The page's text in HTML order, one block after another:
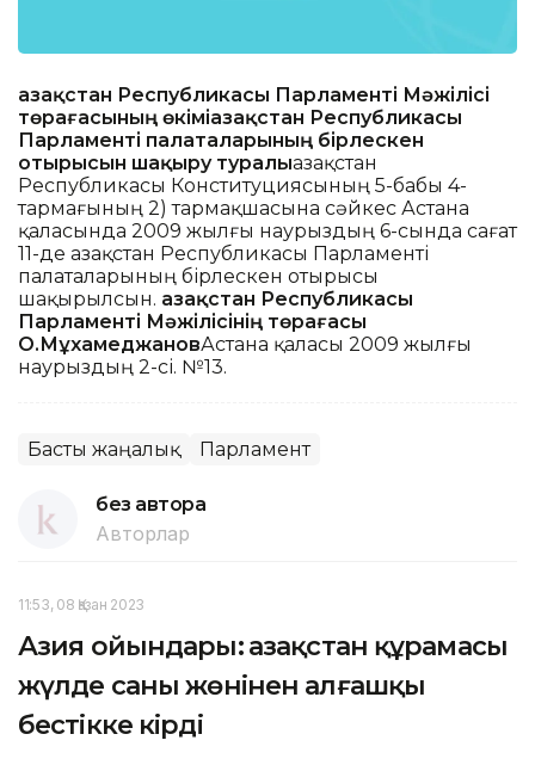
Қазақстан Республикасы Парламенті Мәжілісі
төрағасының өкіміҚазақстан Республикасы
Парламенті палаталарының бірлескен
отырысын шақыру туралыҚазақстан
Республикасы Конституциясының 5-бабы 4-
тармағының 2) тармақшасына сәйкес Астана
қаласында 2009 жылғы наурыздың 6-сында сағат
11-де Қазақстан Республикасы Парламенті
палаталарының бірлескен отырысы
шақырылсын. Қазақстан Республикасы
Парламенті Мәжілісінің төрағасы
О.МұхамеджановАстана қаласы 2009 жылғы
наурыздың 2-сі. №13.
Басты жаңалық Парламент
без автора
Авторлар
11:53, 08 Қазан 2023
Азия ойындары: Қазақстан құрамасы
жүлде саны жөнінен алғашқы
бестікке кірді